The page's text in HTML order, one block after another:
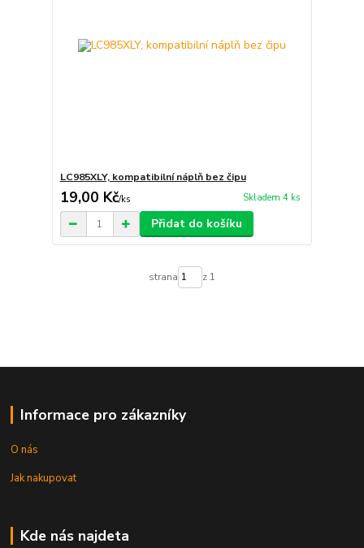
LC985XLY, kompatibilní náplň bez čipu
19,00 Kč/ks Skladem 4 ks
Přidat do košíku
strana z 1
Informace pro zákazníky
O nás
Jak nakupovat
Kde nás najdeta